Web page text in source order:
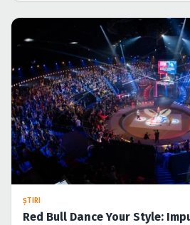
ŞTIRI
Red Bull Dance Your Style: